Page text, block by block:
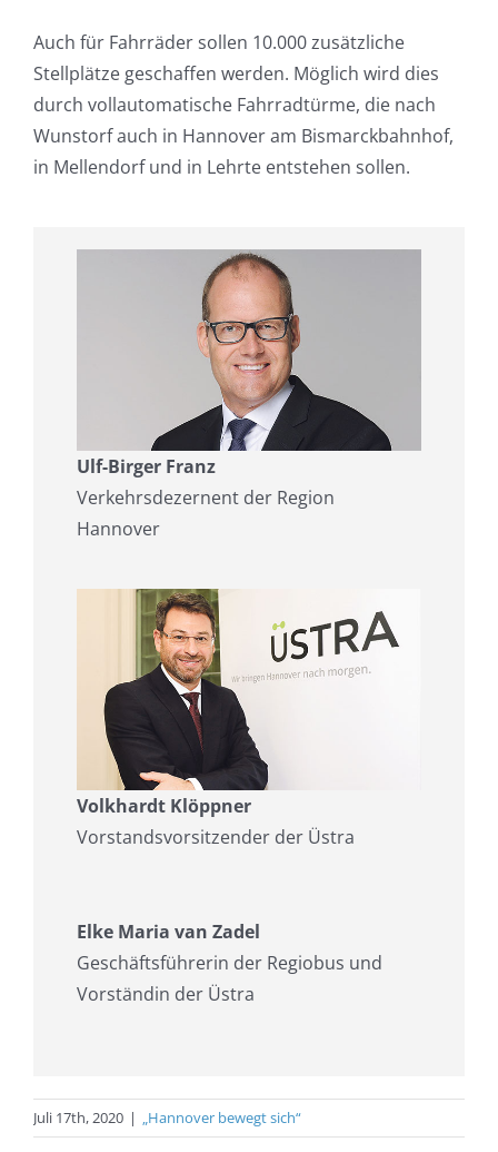
Auch für Fahrräder sollen 10.000 zusätzliche
Stellplätze geschaffen werden. Möglich wird dies
durch vollautomatische Fahrradtürme, die nach
Wunstorf auch in Hannover am Bismarckbahnhof,
in Mellendorf und in Lehrte entstehen sollen.
Ulf-Birger Franz
Verkehrsdezernent der Region
Hannover
Volkhardt Klöppner
Vorstandsvorsitzender der Üstra
Elke Maria van Zadel
Geschäftsführerin der Regiobus und
Vorständin der Üstra
Juli 17th, 2020 | „Hannover bewegt sich“